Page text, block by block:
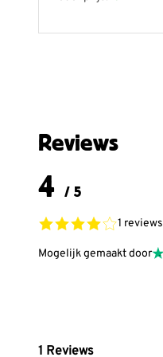
Reviews
4 / 5
1 reviews
Mogelijk gemaakt door
1 Reviews